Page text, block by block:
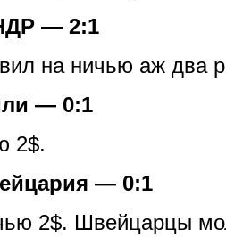
— 2:1
на ничью аж два
— 0:1
2$.
— 0:1
2$. Швейцарцы